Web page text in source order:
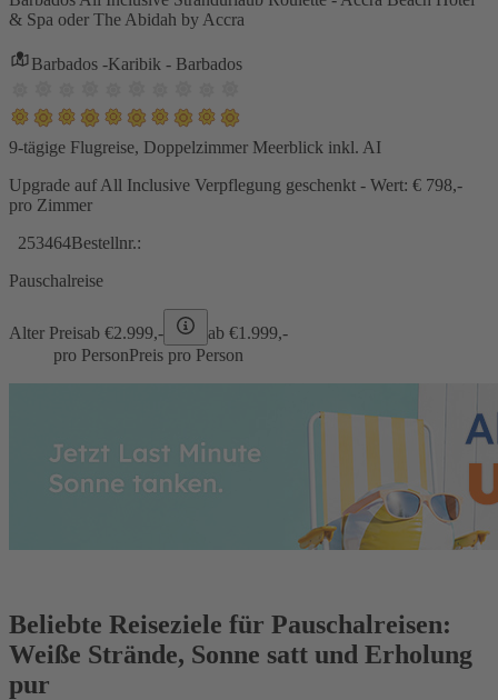
& Spa oder The Abidah by Accra
Barbados -Karibik - Barbados
9-tägige Flugreise, Doppelzimmer Meerblick inkl. AI
Upgrade auf All Inclusive Verpflegung geschenkt - Wert: € 798,-
pro Zimmer
253464Bestellnr.:
Pauschalreise
Alter Preisab €2.999,- ab €1.999,-
pro PersonPreis pro Person
Beliebte Reiseziele für Pauschalreisen:
Weiße Strände, Sonne satt und Erholung
pur